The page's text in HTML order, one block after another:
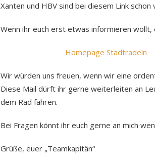
Xanten und HBV sind bei diesem Link
Wenn ihr euch erst etwas informieren wollt,
Homepage Stadtradeln
Wir würden uns freuen, wenn wir eine
Diese Mail dürft ihr gerne weiterleiten an
dem Rad fahren.
Bei Fragen könnt ihr euch gerne an mich
Grüße, euer „Teamkapitän“